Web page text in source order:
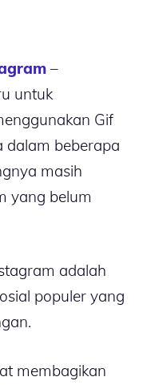
–
untuk
Gif
dalam beberapa
masih
yang belum
adalah
populer yang
membagikan